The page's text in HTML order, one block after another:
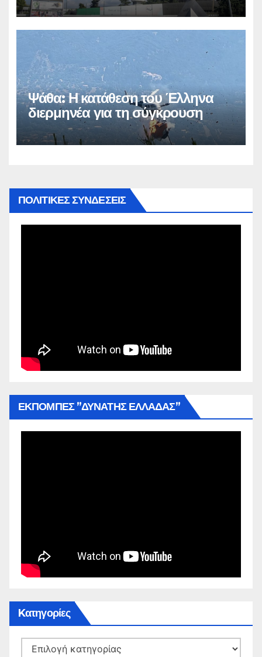
Ψάθα: Η κατάθεση του Έλληνα
διερμηνέα για τη σύγκρουση
ΠΟΛΙΤΙΚΕΣ ΣΥΝΔΕΣΕΙΣ
ΕΚΠΟΜΠΕΣ ”ΔΥΝΑΤΗΣ ΕΛΛΑΔΑΣ”
Kατηγορίες
Kατηγορίες